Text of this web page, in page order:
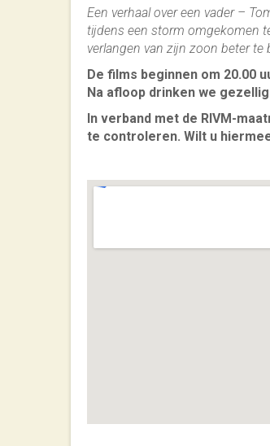
Een verhaal over een vader –
tijdens een storm omgekomen
verlangen van zijn zoon beter
De films beginnen om 20.00
Na afloop drinken we
In verband met de RIVM-
te controleren. Wilt u